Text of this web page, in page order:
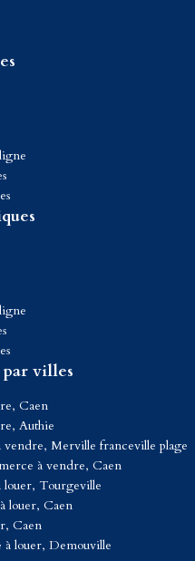
villes
Caen
Authie
vendre, Merville franceville plage
à vendre, Caen
louer, Tourgeville
louer, Caen
Caen
à louer, Demouville